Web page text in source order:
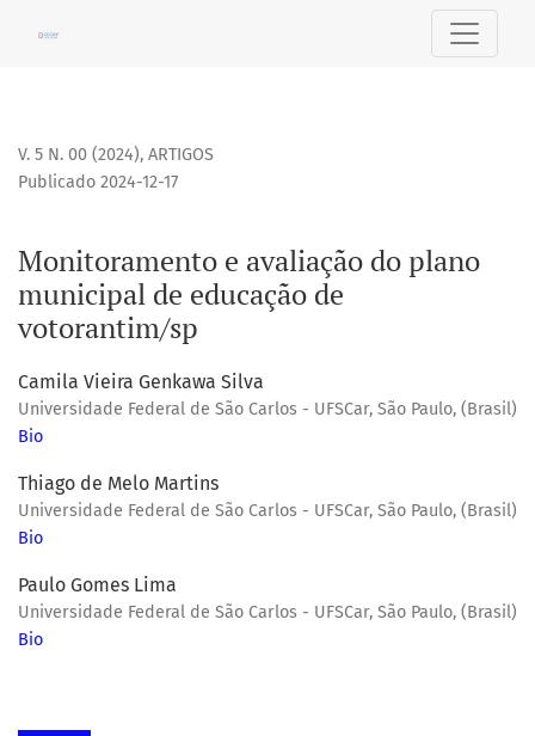
Monitoramento e avaliação do plano municipal de
V. 5 N. 00 (2024), ARTIGOS
Monitoramento e avaliação do plano
municipal de educação de
votorantim/sp
Publicado 2024-12-17
Camila Vieira Genkawa Silva
Universidade Federal de São Carlos - UFSCar, São Paulo, (Brasil)
Bio
Thiago de Melo Martins
Universidade Federal de São Carlos - UFSCar, São Paulo, (Brasil)
Bio
Paulo Gomes Lima
Universidade Federal de São Carlos - UFSCar, São Paulo, (Brasil)
Bio